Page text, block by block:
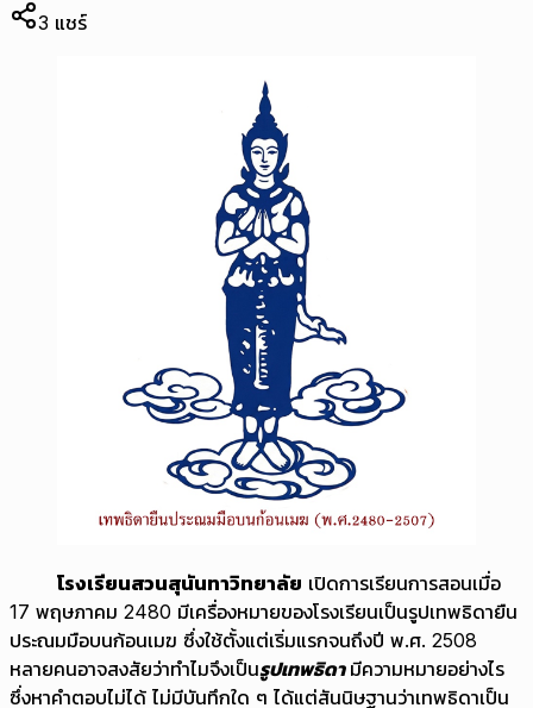
3 แชร์
โรงเรียนสวนสุนันทาวิทยาลัย เปิดการเรียนการสอนเมื่อ
17 พฤษภาคม 2480 มีเครื่องหมายของโรงเรียนเป็นรูปเทพธิดายืน
ประณมมือบนก้อนเมฆ ซึ่งใช้ตั้งแต่เริ่มแรกจนถึงปี พ.ศ. 2508
หลายคนอาจสงสัยว่าทำไมจึงเป็นรูปเทพธิดา มีความหมายอย่างไร
ซึ่งหาคำตอบไม่ได้ ไม่มีบันทึกใด ๆ ได้แต่สันนิษฐานว่าเทพธิดาเป็น